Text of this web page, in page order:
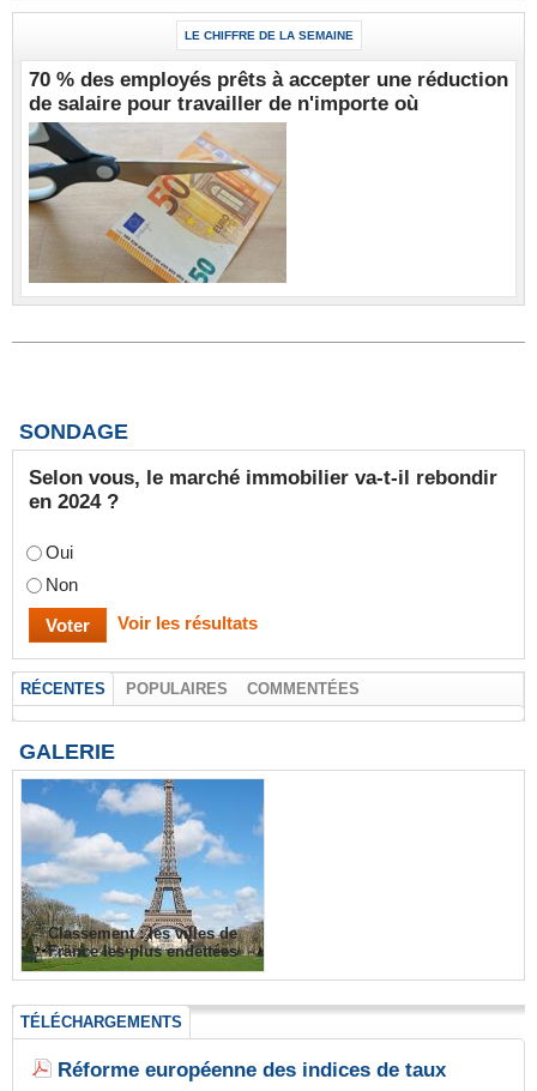
LE CHIFFRE DE LA SEMAINE
70 % des employés prêts à accepter une réduction
de salaire pour travailler de n'importe où
SONDAGE
Selon vous, le marché immobilier va-t-il rebondir
en 2024 ?
Oui
Non
Voir les résultats
RÉCENTES POPULAIRES COMMENTÉES
GALERIE
Classement : les villes de
France les plus endettées
TÉLÉCHARGEMENTS
Réforme européenne des indices de taux